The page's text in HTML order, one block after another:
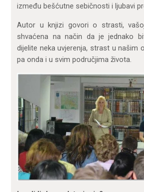
između bešćutne sebičnosti i ljubavi
Autor u knjizi govori o strasti,
shvaćena na način da je jednako
dijelite neka uvjerenja, strast u našim
pa onda i u svim područjima života.